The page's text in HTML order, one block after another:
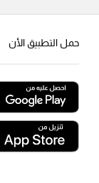
حمل التطبيق الأن